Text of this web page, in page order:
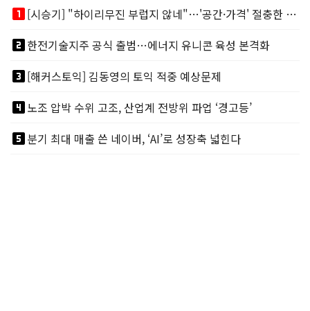
looks_one
[시승기] "하이리무진 부럽지 않네"…'공간·가격' 절충한 카니발 하이루프
looks_two한전기술지주 공식 출범…에너지 유니콘 육성 본격화
looks_3[해커스토익] 김동영의 토익 적중 예상문제
looks_4노조 압박 수위 고조, 산업계 전방위 파업 ‘경고등’
looks_5분기 최대 매출 쓴 네이버, ‘AI’로 성장축 넓힌다